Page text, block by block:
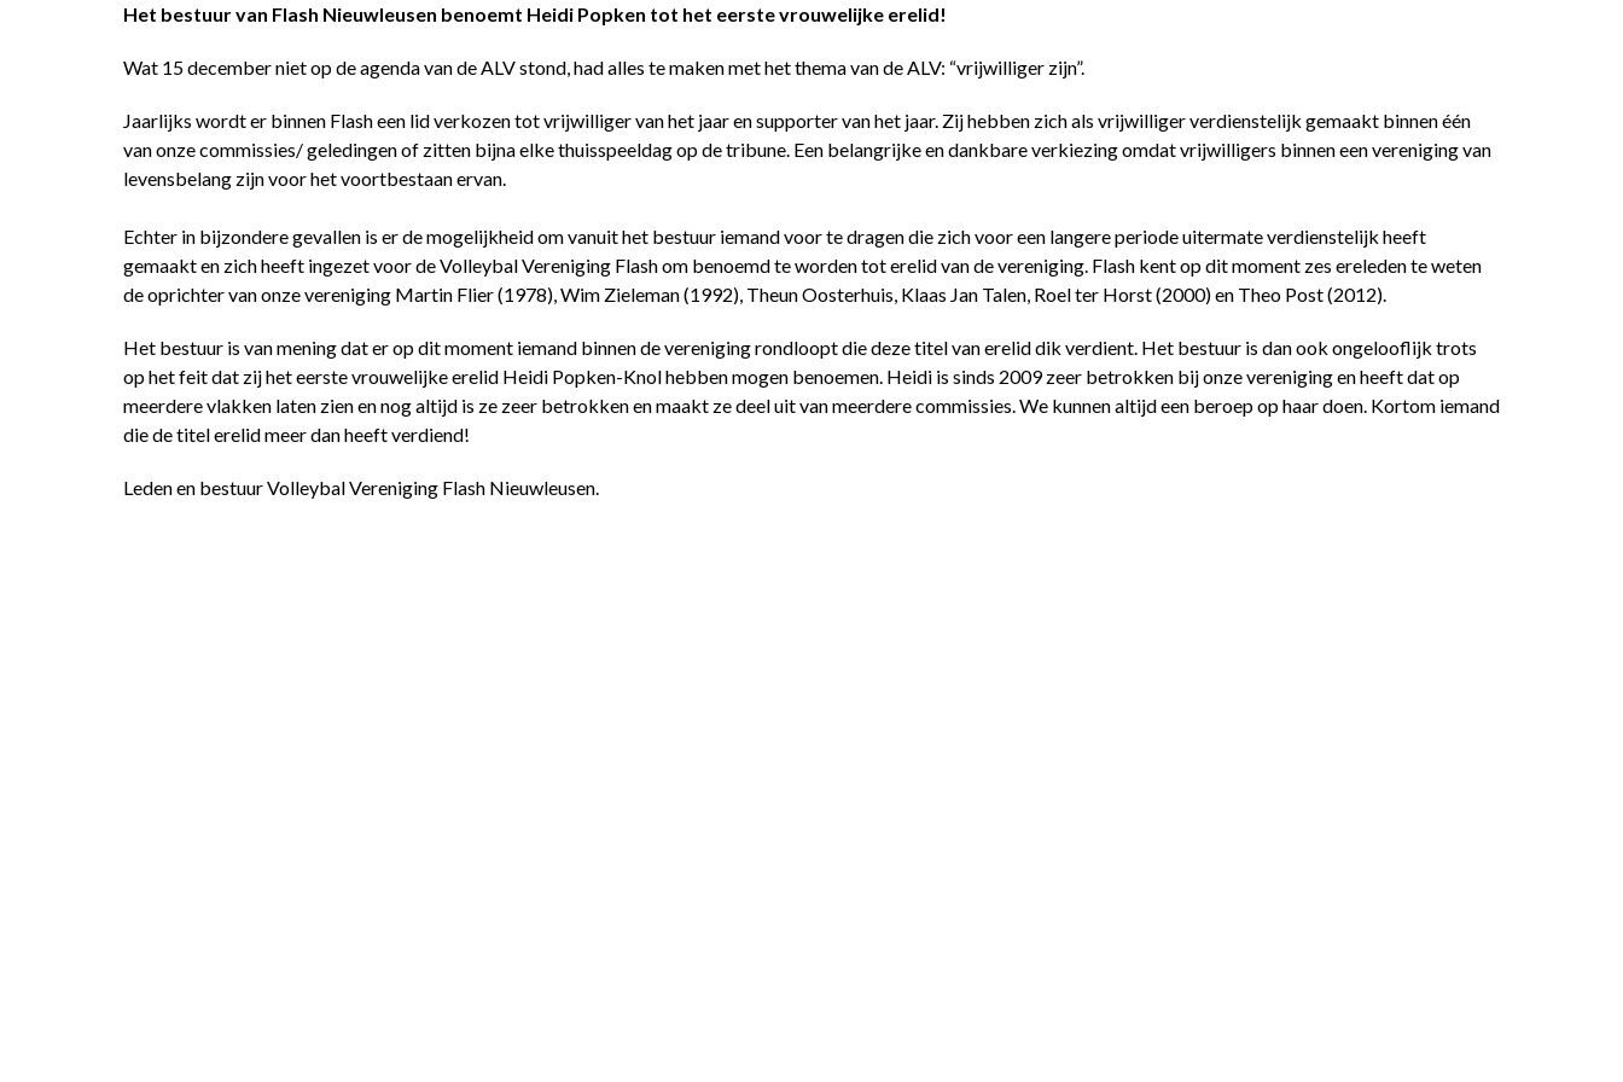
Het bestuur van Flash Nieuwleusen benoemt Heidi Popken tot het eerste vrouwelijke erelid!
Wat 15 december niet op de agenda van de ALV stond, had alles te maken met het thema van de ALV: “vrijwilliger zijn”.
Jaarlijks wordt er binnen Flash een lid verkozen tot vrijwilliger van het jaar en supporter van het jaar. Zij hebben zich als vrijwilliger verdienstelijk gemaakt binnen één
van onze commissies/ geledingen of zitten bijna elke thuisspeeldag op de tribune. Een belangrijke en dankbare verkiezing omdat vrijwilligers binnen een vereniging van
levensbelang zijn voor het voortbestaan ervan.
Echter in bijzondere gevallen is er de mogelijkheid om vanuit het bestuur iemand voor te dragen die zich voor een langere periode uitermate verdienstelijk heeft
gemaakt en zich heeft ingezet voor de Volleybal Vereniging Flash om benoemd te worden tot erelid van de vereniging. Flash kent op dit moment zes ereleden te weten
de oprichter van onze vereniging Martin Flier (1978), Wim Zieleman (1992), Theun Oosterhuis, Klaas Jan Talen, Roel ter Horst (2000) en Theo Post (2012).
Het bestuur is van mening dat er op dit moment iemand binnen de vereniging rondloopt die deze titel van erelid dik verdient. Het bestuur is dan ook ongelooflijk trots
op het feit dat zij het eerste vrouwelijke erelid Heidi Popken-Knol hebben mogen benoemen. Heidi is sinds 2009 zeer betrokken bij onze vereniging en heeft dat op
meerdere vlakken laten zien en nog altijd is ze zeer betrokken en maakt ze deel uit van meerdere commissies. We kunnen altijd een beroep op haar doen. Kortom iemand
die de titel erelid meer dan heeft verdiend!
Leden en bestuur Volleybal Vereniging Flash Nieuwleusen.